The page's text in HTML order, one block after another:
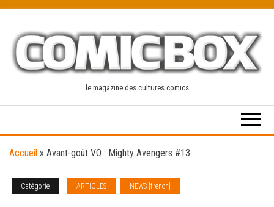
content
le magazine des cultures comics
Accueil » Avant-goût VO : Mighty Avengers #13
Catégorie ARTICLES NEWS [french]